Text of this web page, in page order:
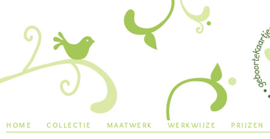
home collectie maatwerk werkwijze prijzen